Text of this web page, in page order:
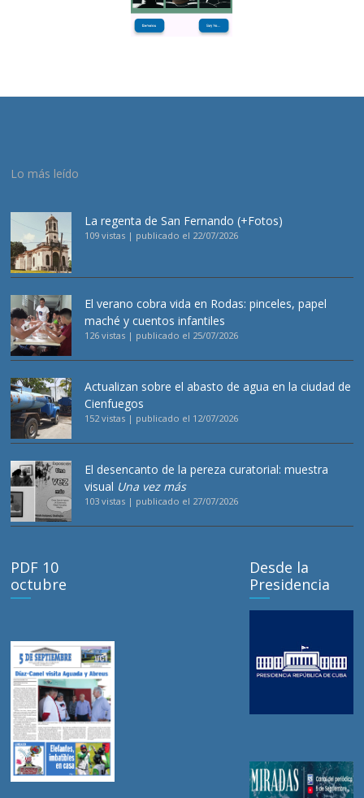
Lo más leído
La regenta de San Fernando (+Fotos)
109 vistas | publicado el 22/07/2026
El verano cobra vida en Rodas: pinceles, papel
maché y cuentos infantiles
126 vistas | publicado el 25/07/2026
Actualizan sobre el abasto de agua en la ciudad de
Cienfuegos
152 vistas | publicado el 12/07/2026
El desencanto de la pereza curatorial: muestra
visual Una vez más
103 vistas | publicado el 27/07/2026
PDF 10
octubre
Desde la
Presidencia